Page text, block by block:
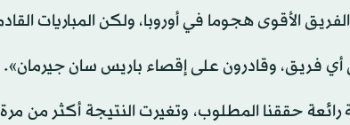
الأقوى هجوما في أوروبا، ولكن المباريات
أي فريق، وقادرون على إقصاء باريس سان جيرمان».
حققنا المطلوب، وتغيرت النتيجة أكثر من